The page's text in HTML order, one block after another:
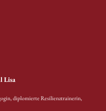
Lisa
diplomierte Resilienztrainerin,